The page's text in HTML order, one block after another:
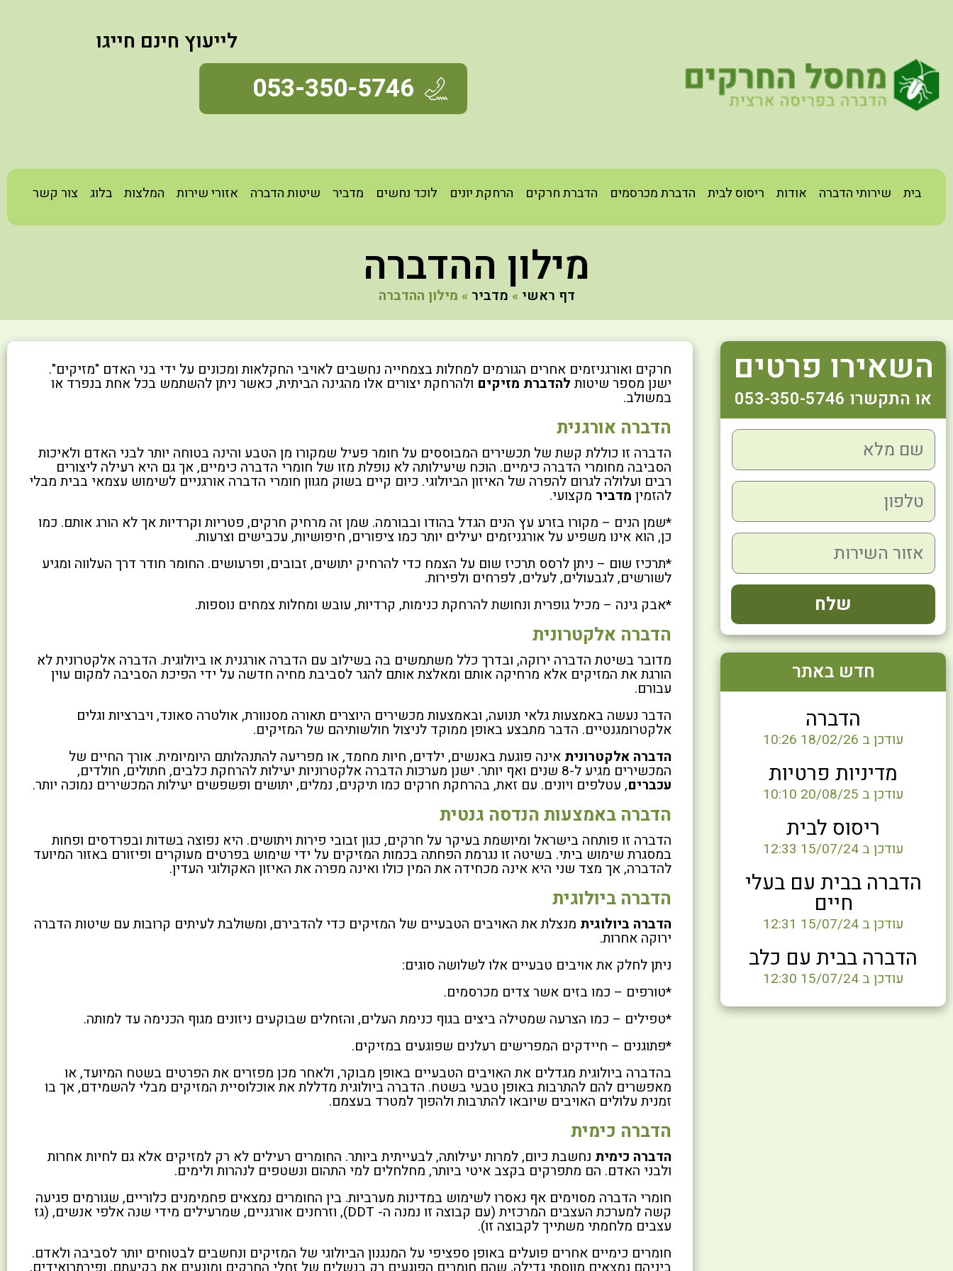
לייעוץ חינם חייגו
053-350-5746
בית שירותי הדברה אודות ריסוס לבית הדברת מכרסמים הדברת חרקים הרחקת יונים לוכד נחשים מדביר שיטות הדברה אזורי שירות המלצות בלוג צור קשר
מילון ההדברה
דף ראשי » מדביר » מילון ההדברה
חרקים ואורגניזמים אחרים הגורמים למחלות בצמחייה נחשבים לאויבי החקלאות ומכונים על ידי בני האדם "מזיקים".
ישנן מספר שיטות להדברת מזיקים ולהרחקת יצורים אלו מהגינה הביתית, כאשר ניתן להשתמש בכל אחת בנפרד או
במשולב.
הדברה אורגנית
הדברה זו כוללת קשת של תכשירים המבוססים על חומר פעיל שמקורו מן הטבע והינה בטוחה יותר לבני האדם ולאיכות
הסביבה מחומרי הדברה כימיים. הוכח שיעילותה לא נופלת מזו של חומרי הדברה כימיים, אך גם היא רעילה ליצורים
רבים ועלולה לגרום להפרה של האיזון הביולוגי. כיום קיים בשוק מגוון חומרי הדברה אורגניים לשימוש עצמאי בבית מבלי
להזמין מדביר מקצועי.
*שמן הנים – מקורו בזרע עץ הנים הגדל בהודו ובבורמה. שמן זה מרחיק חרקים, פטריות וקרדיות אך לא הורג אותם. כמו
כן, הוא אינו משפיע על אורגניזמים יעילים יותר כמו ציפורים, חיפושיות, עכבישים וצרעות.
*תרכיז שום – ניתן לרסס תרכיז שום על הצמח כדי להרחיק יתושים, זבובים, ופרעושים. החומר חודר דרך העלווה ומגיע
לשורשים, לגבעולים, לעלים, לפרחים ולפירות.
*אבק גינה – מכיל גופרית ונחושת להרחקת כנימות, קרדיות, עובש ומחלות צמחים נוספות.
הדברה אלקטרונית
מדובר בשיטת הדברה ירוקה, ובדרך כלל משתמשים בה בשילוב עם הדברה אורגנית או ביולוגית. הדברה אלקטרונית לא
הורגת את המזיקים אלא מרחיקה אותם ומאלצת אותם להגר לסביבת מחיה חדשה על ידי הפיכת הסביבה למקום עוין
עבורם.
הדבר נעשה באמצעות גלאי תנועה, ובאמצעות מכשירים היוצרים תאורה מסנוורת, אולטרה סאונד, ויברציות וגלים
אלקטרומגנטיים. הדבר מתבצע באופן ממוקד לניצול חולשותיהם של המזיקים.
הדברה אלקטרונית אינה פוגעת באנשים, ילדים, חיות מחמד, או מפריעה להתנהלותם היומיומית. אורך החיים של
המכשירים מגיע ל-8 שנים ואף יותר. ישנן מערכות הדברה אלקטרוניות יעילות להרחקת כלבים, חתולים, חולדים,
עכברים, עטלפים ויונים. עם זאת, בהרחקת חרקים כמו תיקנים, נמלים, יתושים ופשפשים יעילות המכשירים נמוכה יותר.
הדברה באמצעות הנדסה גנטית
הדברה זו פותחה בישראל ומיושמת בעיקר על חרקים, כגון זבובי פירות ויתושים. היא נפוצה בשדות ובפרדסים ופחות
במסגרת שימוש ביתי. בשיטה זו נגרמת הפחתה בכמות המזיקים על ידי שימוש בפרטים מעוקרים ופיזורם באזור המיועד
להדברה, אך מצד שני היא אינה מכחידה את המין כולו ואינה מפרה את האיזון האקולוגי העדין.
הדברה ביולוגית
הדברה ביולוגית מנצלת את האויבים הטבעיים של המזיקים כדי להדבירם, ומשולבת לעיתים קרובות עם שיטות הדברה
ירוקה אחרות.
ניתן לחלק את אויבים טבעיים אלו לשלושה סוגים:
*טורפים – כמו בזים אשר צדים מכרסמים.
*טפילים – כמו הצרעה שמטילה ביצים בגוף כנימת העלים, והזחלים שבוקעים ניזונים מגוף הכנימה עד למותה.
*פתוגנים – חיידקים המפרישים רעלנים שפוגעים במזיקים.
בהדברה ביולוגית מגדלים את האויבים הטבעיים באופן מבוקר, ולאחר מכן מפזרים את הפרטים בשטח המיועד, או
מאפשרים להם להתרבות באופן טבעי בשטח. הדברה ביולוגית מדללת את אוכלוסיית המזיקים מבלי להשמידם, אך בו
זמנית עלולים האויבים שיובאו להתרבות ולהפוך למטרד בעצמם.
הדברה כימית
הדברה כימית נחשבת כיום, למרות יעילותה, לבעייתית ביותר. החומרים רעילים לא רק למזיקים אלא גם לחיות אחרות
ולבני האדם. הם מתפרקים בקצב איטי ביותר, מחלחלים למי התהום ונשטפים לנהרות ולימים.
חומרי הדברה מסוימים אף נאסרו לשימוש במדינות מערביות. בין החומרים נמצאים פחמימנים כלוריים, שגורמים פגיעה
קשה למערכת העצבים המרכזית (עם קבוצה זו נמנה ה- DDT), וזרחנים אורגניים, שמרעילים מידי שנה אלפי אנשים, (גז
עצבים מלחמתי משתייך לקבוצה זו).
חומרים כימיים אחרים פועלים באופן ספציפי על המנגנון הביולוגי של המזיקים ונחשבים לבטוחים יותר לסביבה ולאדם.
השאירו פרטים
או התקשרו 053-350-5746
חדש באתר
הדברה
עודכן ב 18/02/26 10:26
מדיניות פרטיות
עודכן ב 20/08/25 10:10
ריסוס לבית
עודכן ב 15/07/24 12:33
הדברה בבית עם בעלי
חיים
עודכן ב 15/07/24 12:31
הדברה בבית עם כלב
עודכן ב 15/07/24 12:30